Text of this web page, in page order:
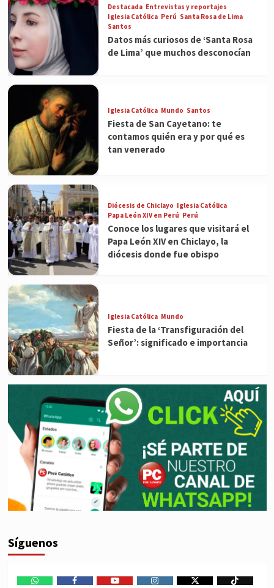
Destacada Entrevistas y reportajes
Iglesia Católica Perú Santa Rosa de Lima
Santos
Datos más curiosos de ‘Santa Rosa
de Lima’ que muchos desconocían
Iglesia Católica Mundo Santos
Fiesta de San Cayetano: te
contamos quién era y por qué es
tan venerado
Diócesis de Chiclayo Iglesia Católica
Papa León XIV en Perú Perú
Conoce los lugares que visitará el
Papa León XIV en Chiclayo, la
diócesis donde fue obispo
Iglesia Católica Mundo
Fiesta de la ‘Transfiguración del
Señor’: significado e importancia
Síguenos